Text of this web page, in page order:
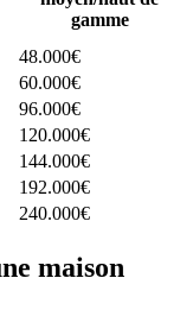
gamme
48.000€
60.000€
96.000€
120.000€
144.000€
192.000€
240.000€
maison